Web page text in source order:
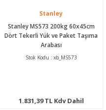
Stanley
Stanley MS573 200kg 60x45cm
Dört Tekerli Yük ve Paket Taşıma
Arabası
Stok Kodu : xb_MS573
1.831,39 TL Kdv Dahil